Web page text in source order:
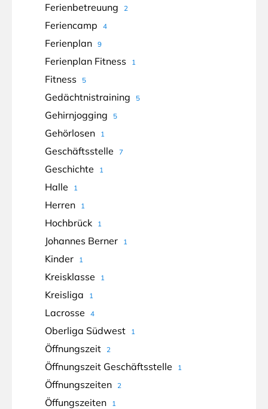
Ferienbetreuung 2
Feriencamp 4
Ferienplan 9
Ferienplan Fitness 1
Fitness 5
Gedächtnistraining 5
Gehirnjogging 5
Gehörlosen 1
Geschäftsstelle 7
Geschichte 1
Halle 1
Herren 1
Hochbrück 1
Johannes Berner 1
Kinder 1
Kreisklasse 1
Kreisliga 1
Lacrosse 4
Oberliga Südwest 1
Öffnungszeit 2
Öffnungszeit Geschäftsstelle 1
Öffnungszeiten 2
Öffungszeiten 1